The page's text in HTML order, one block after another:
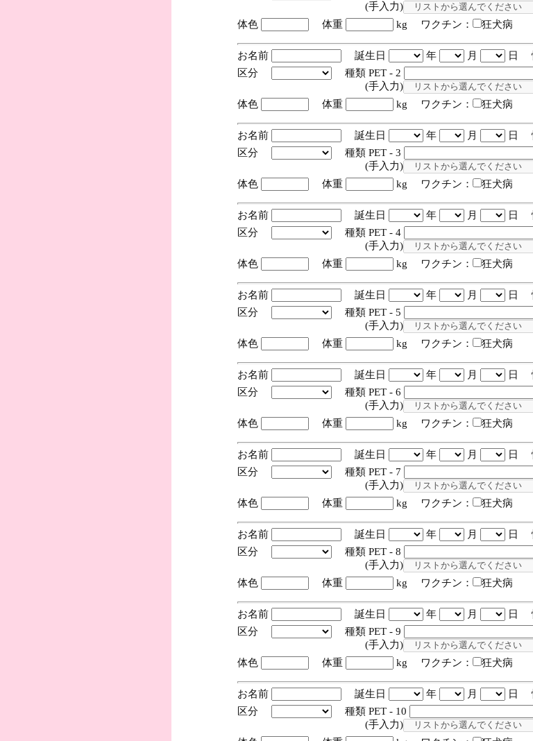
(手入力)
体色
体重 kg ワクチン： 狂犬病
お名前 誕生日 年 月
日
区分
種類 PET - 2
(手入力)
体色
体重 kg ワクチン： 狂犬病
お名前 誕生日 年 月
日
区分
種類 PET - 3
(手入力)
体色
体重 kg ワクチン： 狂犬病
お名前 誕生日 年 月
日
区分
種類 PET - 4
(手入力)
体色
体重 kg ワクチン： 狂犬病
お名前 誕生日 年 月
日
区分
種類 PET - 5
(手入力)
体色
体重 kg ワクチン： 狂犬病
お名前 誕生日 年 月
日
区分
種類 PET - 6
(手入力)
体色
体重 kg ワクチン： 狂犬病
お名前 誕生日 年 月
日
区分
種類 PET - 7
(手入力)
体色
体重 kg ワクチン： 狂犬病
お名前 誕生日 年 月
日
区分
種類 PET - 8
(手入力)
体色
体重 kg ワクチン： 狂犬病
お名前 誕生日 年 月
日
区分
種類 PET - 9
(手入力)
体色
体重 kg ワクチン： 狂犬病
お名前 誕生日 年 月
日
区分
種類 PET - 10
(手入力)